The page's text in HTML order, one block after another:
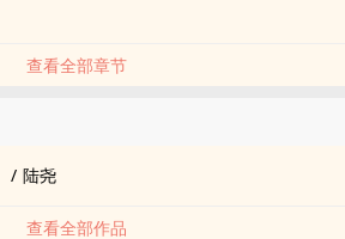
查看全部章节
/ 陆尧
查看全部作品